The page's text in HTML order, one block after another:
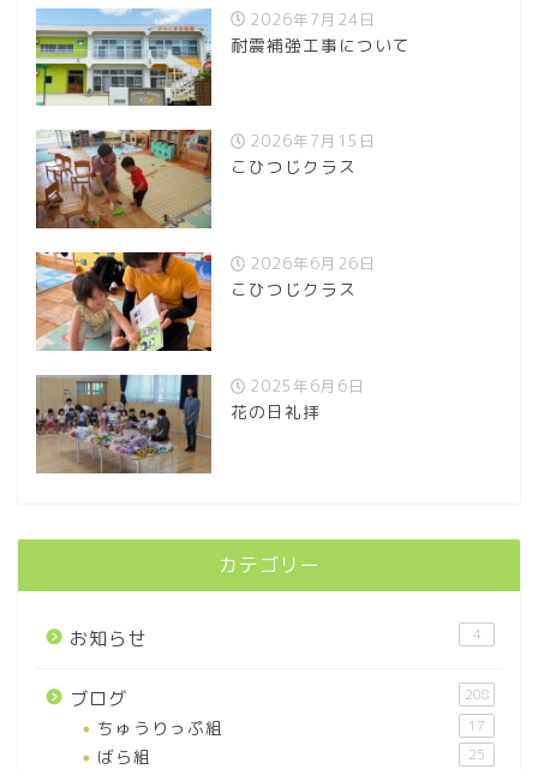
2026年7月24日
耐震補強工事について
2026年7月15日
こひつじクラス
2026年6月26日
こひつじクラス
2025年6月6日
花の日礼拝
カテゴリー
お知らせ 4
ブログ 208
ちゅうりっぷ組 17
ばら組 25